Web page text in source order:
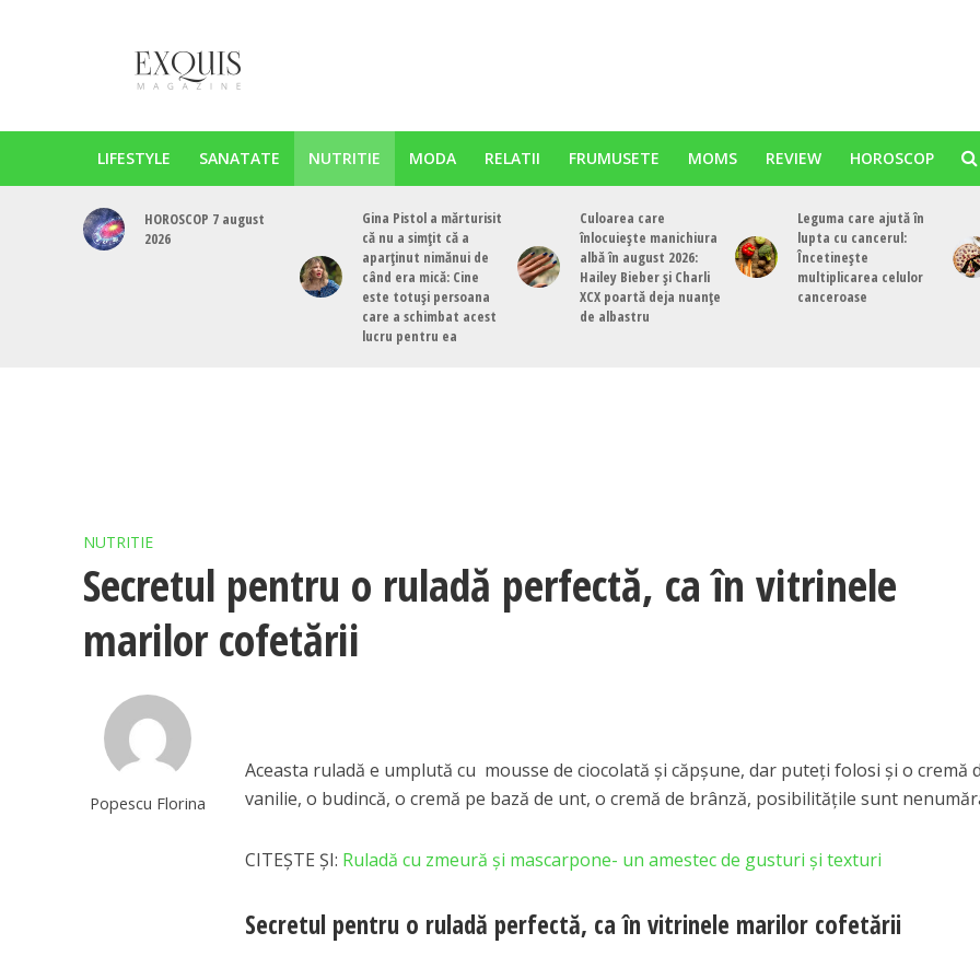
LIFESTYLE SANATATE NUTRITIE MODA RELATII FRUMUSETE MOMS REVIEW HOROSCOP
HOROSCOP 7 august
2026
Gina Pistol a mărturisit
că nu a simțit că a
aparținut nimănui de
când era mică: Cine
este totuși persoana
care a schimbat acest
lucru pentru ea
Culoarea care
înlocuiește manichiura
albă în august 2026:
Hailey Bieber și Charli
XCX poartă deja nuanțe
de albastru
Leguma care ajută în
lupta cu cancerul:
Încetinește
multiplicarea celulor
canceroase
NUTRITIE
Secretul pentru o ruladă perfectă, ca în vitrinele
marilor cofetării
Popescu Florina
Aceasta ruladă e umplută cu mousse de ciocolată și căpșune, dar puteți folosi și o cremă
vanilie, o budincă, o cremă pe bază de unt, o cremă de brânză, posibilitățile sunt
CITEȘTE ȘI: Ruladă cu zmeură și mascarpone- un amestec de gusturi și texturi
Secretul pentru o ruladă perfectă, ca în vitrinele marilor cofetării